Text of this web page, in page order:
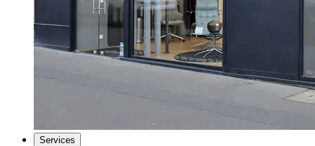
Services